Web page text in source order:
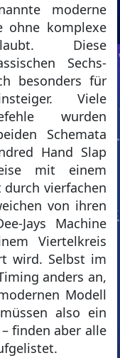
moderne
ohne komplexe
Diese
Sechs-
besonders für
Viele
wurden
Schemata
Hand Slap
mit einem
durch vierfachen
von ihren
Jays Machine
Viertelkreis
wird. Selbst im
anders an,
Modell
also ein
finden aber alle